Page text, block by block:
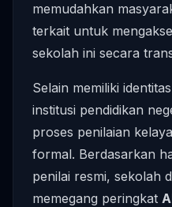
memudahkan
terkait untuk
sekolah ini secara
Selain memiliki
institusi pendidikan
proses penilaian
formal. Berdasarkan
penilai resmi, sekolah
memegang peringkat